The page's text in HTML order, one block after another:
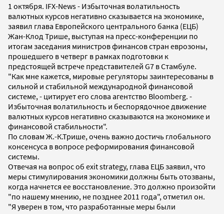
1 октября. IFX-News - Избыточная волатильность
валютных курсов негативно сказывается на экономике,
заявил глава Европейского центрального банка (ЕЦБ)
Жан-Клод Трише, выступая на пресс-конференции по
итогам заседания министров финансов стран еврозоны,
прошедшего в четверг в рамках подготовки к
предстоящей встрече представителей G7 в Стамбуле.
"Как мне кажется, мировые регуляторы заинтересованы в
сильной и стабильной международной финансовой
системе, - цитирует его слова агентство Bloomberg. -
Избыточная волатильность и беспорядочное движение
валютных курсов негативно сказываются на экономике и
финансовой стабильности".
По словам Ж.-К.Трише, очень важно достичь глобального
консенсуса в вопросе реформирования финансовой
системы.
Отвечая на вопрос об exit strategy, глава ЕЦБ заявил, что
меры стимулирования экономики должны быть отозваны,
когда начнется ее восстановление. Это должно произойти
"по нашему мнению, не позднее 2011 года", отметил он.
"Я уверен в том, что разработанные меры были